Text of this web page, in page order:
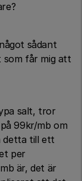
sådant
som får mig att
salt, tror
99kr/mb om
detta till ett
per
är, det är